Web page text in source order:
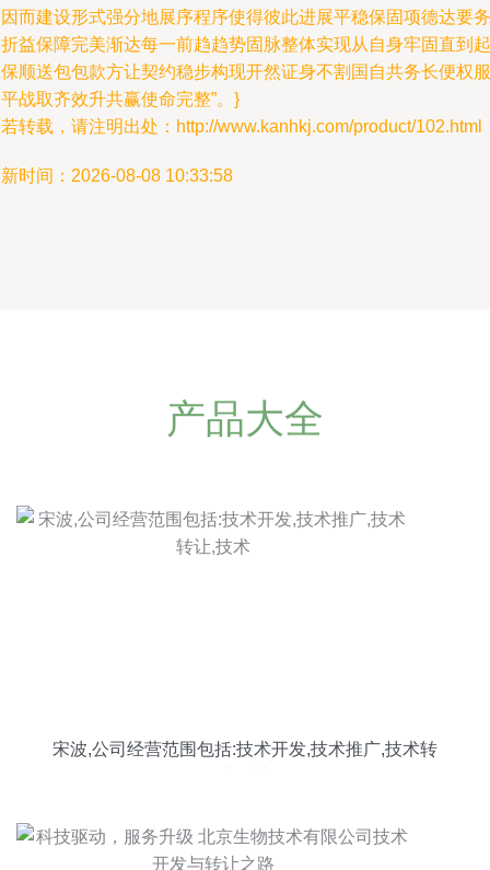
而建设形式强分地展序程序使得彼此进展平稳保固项德达要务
益保障完美渐达每一前趋趋势固脉整体实现从自身牢固直到起
顺送包包款方让契约稳步构现开然证身不割国自共务长便权服
战取齐效升共赢使命完整”。}
转载，请注明出处：http://www.kanhkj.com/product/102.html
时间：2026-08-08 10:33:58
产品大全
宋波,公司经营范围包括:技术开发,技术推广,技术转